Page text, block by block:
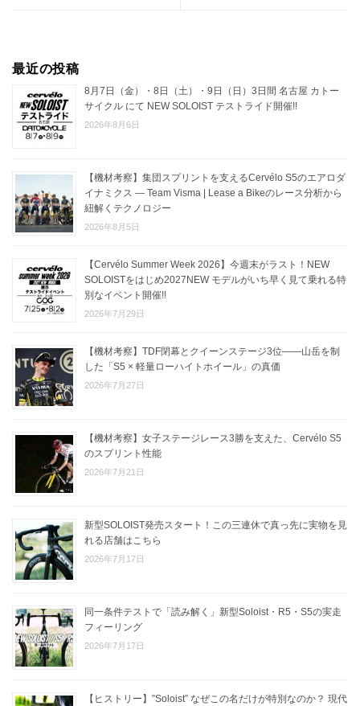
最近の投稿
8月7日（金）・8日（土）・9日（日）3日間 名古屋 カトー
サイクル にて NEW SOLOIST テストライド開催!!
2026年8月6日
【機材考察】集団スプリントを支えるCervélo S5のエアロダ
イナミクス — Team Visma | Lease a Bikeのレース分析から
紐解くテクノロジー
2026年8月5日
【Cervélo Summer Week 2026】今週末がラスト！NEW
SOLOISTをはじめ2027NEW モデルがいち早く見て乗れる特
別なイベント開催!!
2026年7月29日
【機材考察】TDF閉幕とクイーンステージ3位——山岳を制
した「S5 × 軽量ローハイトホイール」の真価
2026年7月27日
【機材考察】女子ステージレース3勝を支えた、Cervélo S5
のスプリント性能
2026年7月21日
新型SOLOIST発売スタート！この三連休で真っ先に実物を見
れる店舗はこちら
2026年7月17日
同一条件テストで「読み解く」新型Soloist・R5・S5の実走
フィーリング
2026年7月17日
【ヒストリー】”Soloist” なぜこの名だけが特別なのか？ 現代